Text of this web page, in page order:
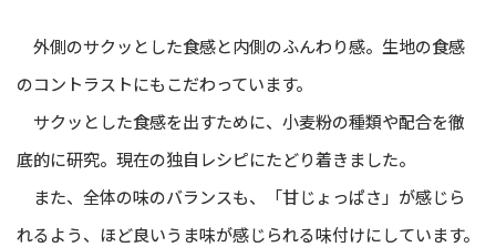
外側のサクッとした食感と内側のふんわり感。生地の食感
のコントラストにもこだわっています。
サクッとした食感を出すために、小麦粉の種類や配合を徹
底的に研究。現在の独自レシピにたどり着きました。
また、全体の味のバランスも、「甘じょっぱさ」が感じら
れるよう、ほど良いうま味が感じられる味付けにしています。